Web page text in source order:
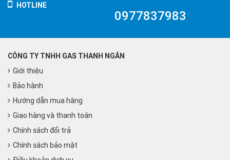
HOTLINE
0977837983
CÔNG TY TNHH GAS THANH NGÂN
Giới thiệu
Bảo hành
Hướng dẫn mua hàng
Giao hàng và thanh toán
Chính sách đổi trả
Chính sách bảo mật